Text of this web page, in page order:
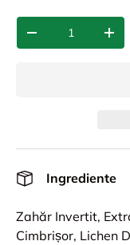
Cant.
-
+
Ingrediente
Zahăr Invertit,
Cimbrișor, Lichen